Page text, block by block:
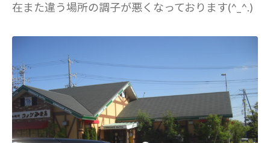
在また違う場所の調子が悪くなっております(^_^.)